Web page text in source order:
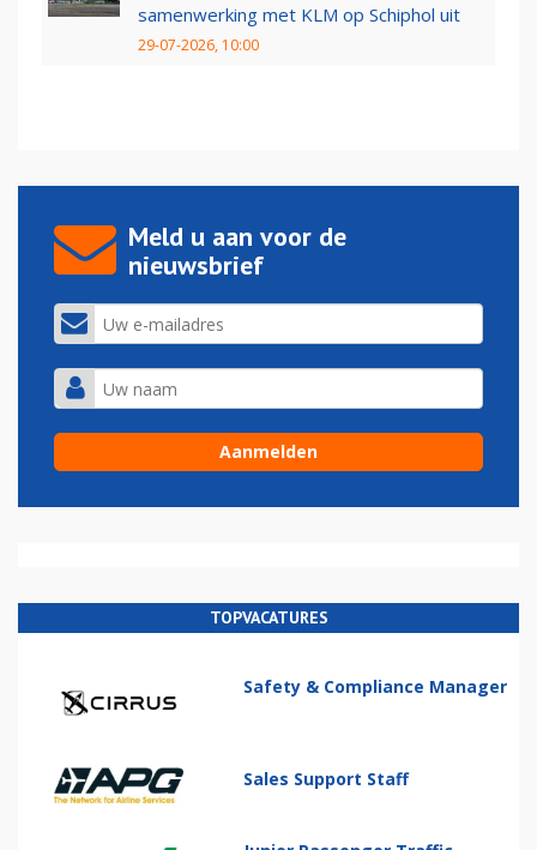
samenwerking met KLM op Schiphol uit
29-07-2026, 10:00
Meld u aan voor de
nieuwsbrief
TOPVACATURES
Safety & Compliance Manager
Sales Support Staff